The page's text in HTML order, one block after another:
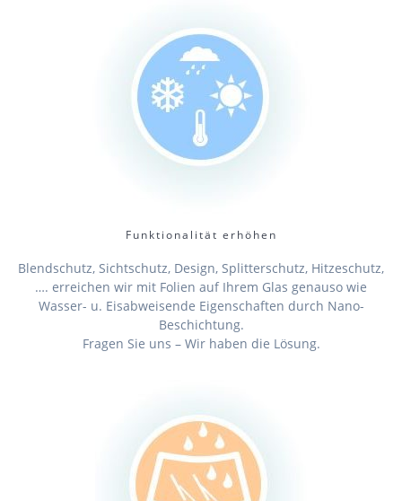
Funktionalität erhöhen
Blendschutz, Sichtschutz, Design, Splitterschutz, Hitzeschutz,
…. erreichen wir mit Folien auf Ihrem Glas genauso wie
Wasser- u. Eisabweisende Eigenschaften durch Nano-
Beschichtung.
Fragen Sie uns – Wir haben die Lösung.